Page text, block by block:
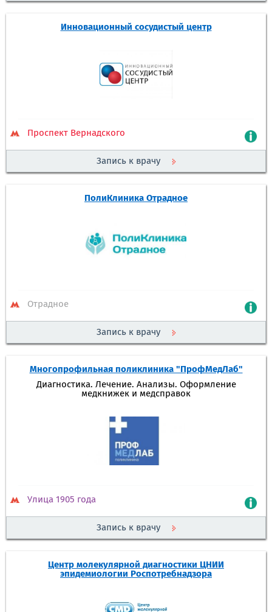
Инновационный сосудистый центр
Проспект Вернадского
Запись к врачу
ПолиКлиника Отрадное
Отрадное
Запись к врачу
Многопрофильная поликлиника "ПрофМедЛаб"
Диагностика. Лечение. Анализы. Оформление
медкнижек и медсправок
Улица 1905 года
Запись к врачу
Центр молекулярной диагностики ЦНИИ
эпидемиологии Роспотребнадзора